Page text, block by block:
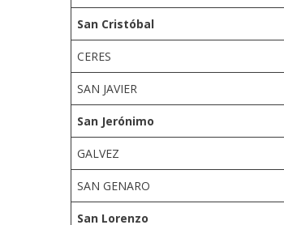
San Cristóbal
CERES
SAN JAVIER
San Jerónimo
GALVEZ
SAN GENARO
San Lorenzo